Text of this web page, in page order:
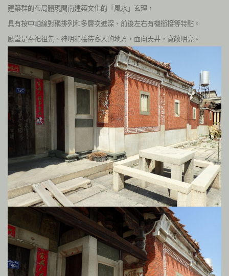
建築群的布局體現閩南建築文化的「風水」玄理，
具有按中軸線對稱排列和多層次進深、前後左右有機銜接等特點。
廳堂是奉祀祖先、神明和接待客人的地方，面向天井，寬敞明亮。